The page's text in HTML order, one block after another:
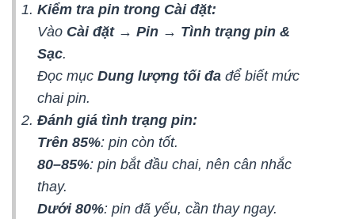
Kiểm tra pin trong Cài đặt:
Vào Cài đặt → Pin → Tình trạng pin &
Sạc.
Đọc mục Dung lượng tối đa để biết mức
chai pin.
Đánh giá tình trạng pin:
Trên 85%: pin còn tốt.
80–85%: pin bắt đầu chai, nên cân nhắc
thay.
Dưới 80%: pin đã yếu, cần thay ngay.